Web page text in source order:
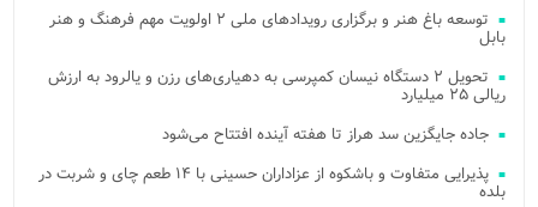
توسعه باغ هنر و برگزاری رویدادهای ملی ۲ اولویت مهم فرهنگ و هنر
بابل
تحویل ۲ دستگاه نیسان کمپرسی به دهیاری‌های رزن و یالرود به ارزش
ریالی ۲۵ میلیارد
جاده جایگزین سد هراز تا هفته آینده افتتاح می‌شود
پذیرایی متفاوت و باشکوه از عزاداران حسینی با ۱۴ طعم چای و شربت در
بلده